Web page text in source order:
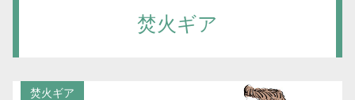
焚火ギア
焚火ギア